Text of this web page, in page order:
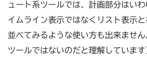
ュート系ツールでは、計画部分はい
イムライン表示ではなくリスト表示
並べてみるような使い方も出来ませ
ツールではないのだと理解しています